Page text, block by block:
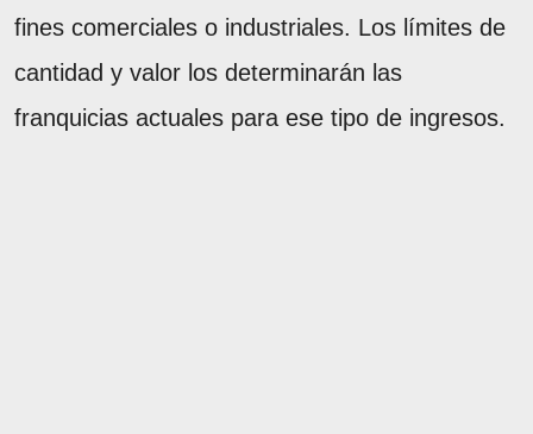
fines comerciales o industriales. Los límites de
cantidad y valor los determinarán las
franquicias actuales para ese tipo de ingresos.